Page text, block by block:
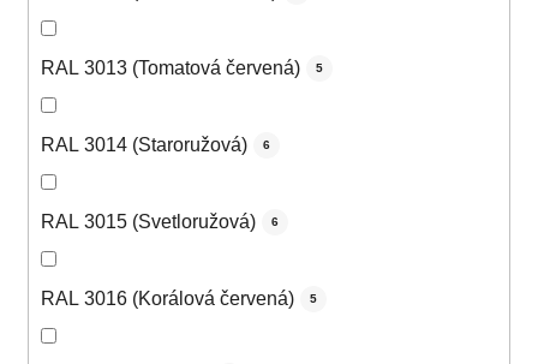
RAL 3013 (Tomatová červená) 5
RAL 3014 (Staroružová) 6
RAL 3015 (Svetloružová) 6
RAL 3016 (Korálová červená) 5